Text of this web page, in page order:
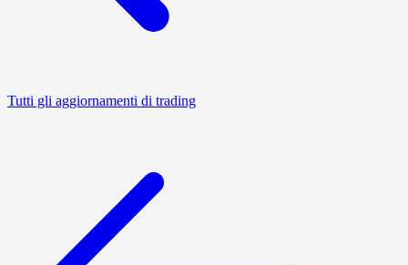
Tutti gli aggiornamenti di trading